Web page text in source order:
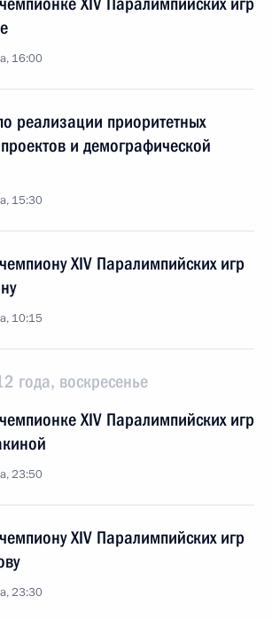
16:00
реализации приоритетных
и демографической
15:30
XIV Паралимпийских игр
10:15
года, воскресенье
XIV Паралимпийских игр
23:50
XIV Паралимпийских игр
23:30